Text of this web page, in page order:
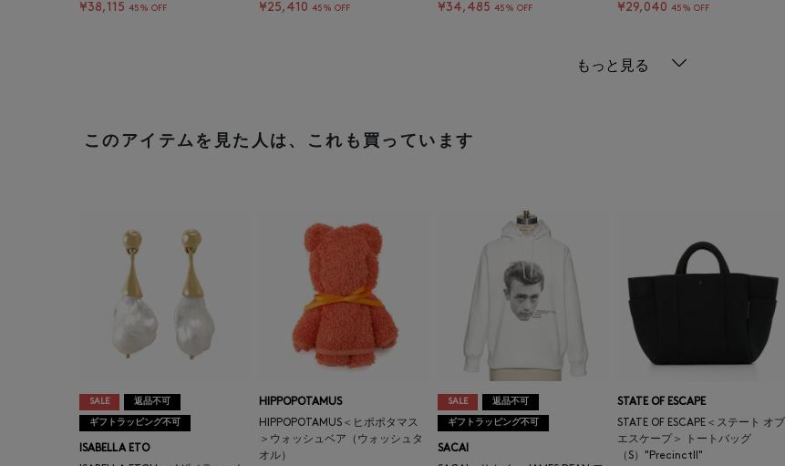
¥38,115 45% OFF
¥25,410 45% OFF
¥34,485 45% OFF
¥29,040 45% OFF
もっと見る
このアイテムを見た人は、これも買っています
SALE 返品不可
ギフトラッピング不可
ISABELLA ETO
HIPPOPOTAMUS
HIPPOPOTAMUS＜ヒポポタマス
＞ウォッシュベア（ウォッシュタ
オル）
SALE 返品不可
ギフトラッピング不可
SACAI
STATE OF ESCAPE
STATE OF ESCAPE＜ステート オブ
エスケープ＞ トートバッグ
（S）"PrecinctII"